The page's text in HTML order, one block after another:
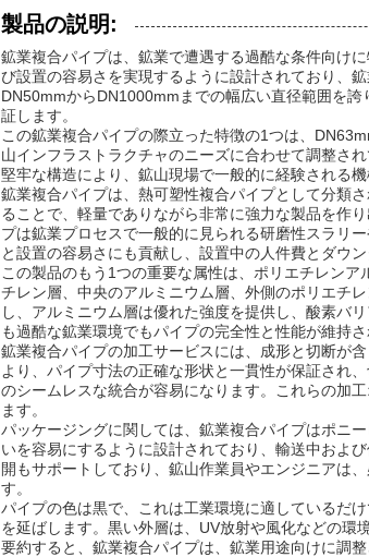
製品の説明:
鉱業複合パイプは、鉱業で遭遇する過酷な条件向け
び設置の容易さを実現するように設計されており、
DN50mmからDN1000mmまでの幅広い直径範囲を
証します。
この鉱業複合パイプの際立った特徴の1つは、
山インフラストラクチャのニーズに合わせて調整さ
堅牢な構造により、鉱山現場で一般的に経験される
鉱業複合パイプは、熱可塑性複合パイプとして分類
ることで、軽量でありながら非常に強力な製品を作
プは鉱業プロセスで一般的に見られる研磨性スラリ
と設置の容易さにも貢献し、設置中の人件費とダウン
この製品のもう1つの重要な属性は、ポリエチレン
チレン層、中央のアルミニウム層、外側のポリエチ
し、アルミニウム層は優れた強度を提供し、酸素バ
も過酷な鉱業環境でもパイプの完全性と性能が維持さ
鉱業複合パイプの加工サービスには、成形と切断が
より、パイプ寸法の正確な形状と一貫性が保証され
のシームレスな統合が容易になります。これらの加
ます。
パッケージングに関しては、鉱業複合パイプはポニ
いを容易にするように設計されており、輸送中およ
開もサポートしており、鉱山作業員やエンジニアは
す。
パイプの色は黒で、これは工業環境に適しているだ
を延ばします。黒い外層は、UV放射や風化などの環
要約すると、鉱業複合パイプは、鉱業用途向けに調